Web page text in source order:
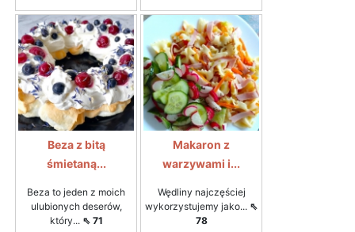
Beza z bitą
śmietaną...
Beza to jeden z moich
ulubionych deserów,
który... ⇖ 71
Makaron z
warzywami i...
Wędliny najczęściej
wykorzystujemy jako... ⇖
78